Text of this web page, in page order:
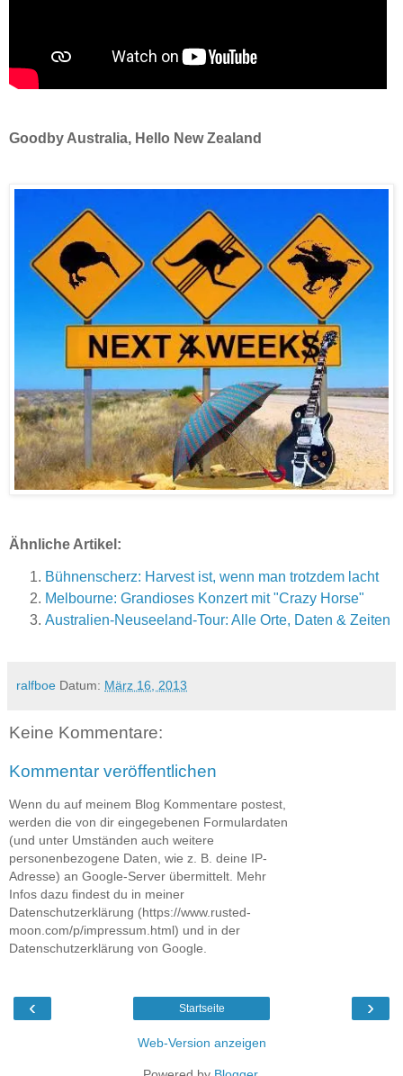
Goodby Australia, Hello New Zealand
Ähnliche Artikel:
Bühnenscherz: Harvest ist, wenn man trotzdem lacht
Melbourne: Grandioses Konzert mit "Crazy Horse"
Australien-Neuseeland-Tour: Alle Orte, Daten & Zeiten
ralfboe Datum: März 16, 2013
Keine Kommentare:
Kommentar veröffentlichen
Wenn du auf meinem Blog Kommentare postest,
werden die von dir eingegebenen Formulardaten
(und unter Umständen auch weitere
personenbezogene Daten, wie z. B. deine IP-
Adresse) an Google-Server übermittelt. Mehr
Infos dazu findest du in meiner
Datenschutzerklärung (https://www.rusted-
moon.com/p/impressum.html) und in der
Datenschutzerklärung von Google.
‹ ›
Startseite
Web-Version anzeigen